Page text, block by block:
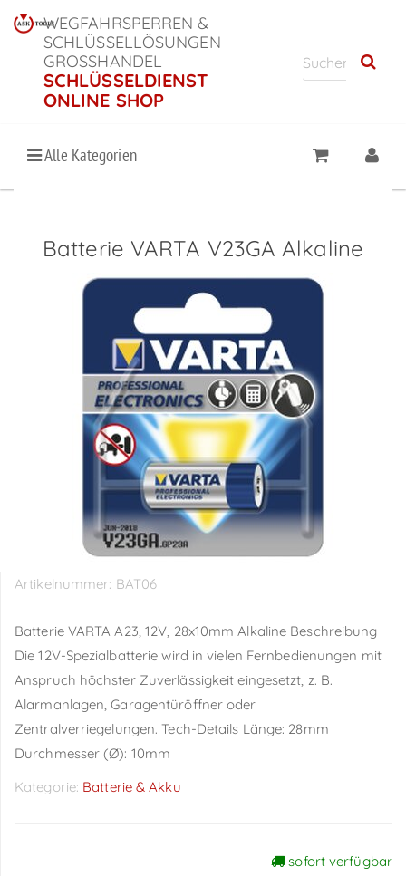
WEGFAHRSPERREN &
SCHLÜSSELLÖSUNGEN
GROSSHANDEL
SCHLÜSSELDIENST
ONLINE SHOP
Alle Kategorien
Batterie VARTA V23GA Alkaline
Artikelnummer: BAT06
Batterie VARTA A23, 12V, 28x10mm Alkaline Beschreibung
Die 12V-Spezialbatterie wird in vielen Fernbedienungen mit
Anspruch höchster Zuverlässigkeit eingesetzt, z. B.
Alarmanlagen, Garagentüröffner oder
Zentralverriegelungen. Tech-Details Länge: 28mm
Durchmesser (Ø): 10mm
Kategorie: Batterie & Akku
sofort verfügbar